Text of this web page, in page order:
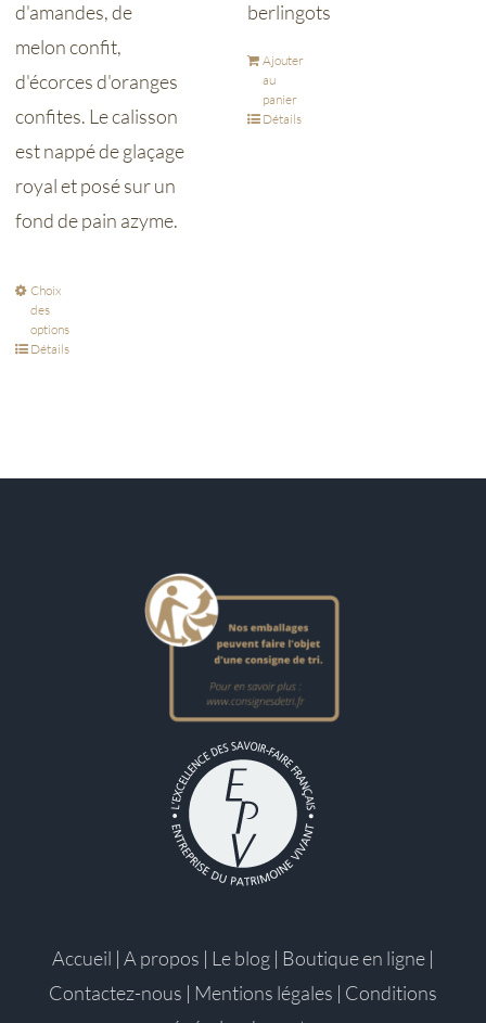
d'amandes, de
melon confit,
d'écorces d'oranges
confites. Le calisson
est nappé de glaçage
royal et posé sur un
fond de pain azyme.
Choix
des
options
Détails
berlingots
Ajouter
au
panier
Détails
Accueil | A propos | Le blog | Boutique en ligne |
Contactez-nous | Mentions légales | Conditions